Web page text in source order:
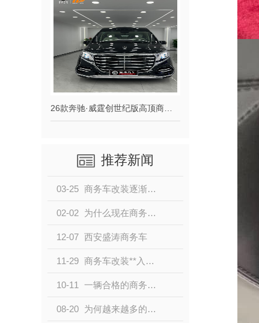
推荐新闻
03-25 商务车改装逐渐成热门，改装商务车要注意哪些事项？
02-02 为什么现在商务车改装这么火爆？我这个开着小轿车的人，是不是快要out了。
12-07 西安盛涛商务车
11-29 商务车改装**入门知识
10-11 一辆合格的商务改装车，既要皮囊，也要灵魂
08-20 为何越来越多的人选择商务车改装？